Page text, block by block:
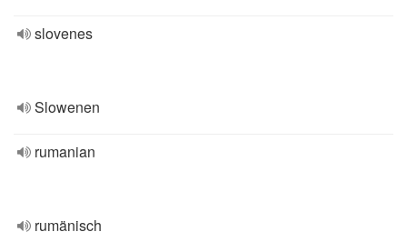
slovenes
Slowenen
rumanian
rumänisch